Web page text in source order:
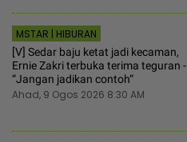
MSTAR | HIBURAN
[V] Sedar baju ketat jadi kecaman,
Ernie Zakri terbuka terima teguran -
“Jangan jadikan contoh“
Ahad, 9 Ogos 2026 8:30 AM